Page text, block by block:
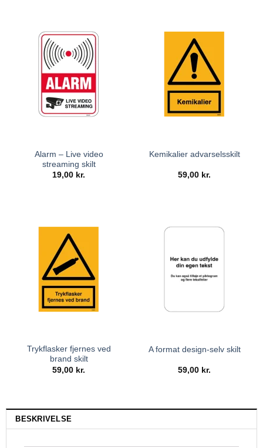
Alarm – Live video
streaming skilt
19,00 kr.
Kemikalier advarselsskilt
59,00 kr.
Trykflasker fjernes ved
brand skilt
59,00 kr.
A format design-selv skilt
59,00 kr.
BESKRIVELSE